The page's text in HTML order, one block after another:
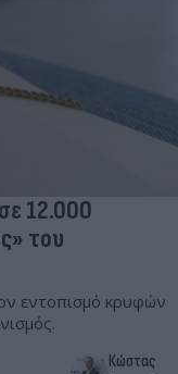
12.000
του
εντοπισμό κρυφών
Κώστας